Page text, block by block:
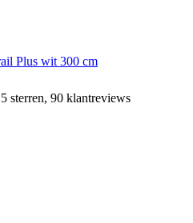
Plus wit 300 cm
sterren, 90 klantreviews